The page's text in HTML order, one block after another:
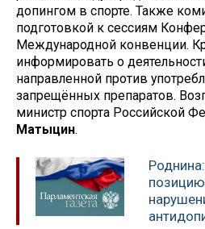
допингом в спорте. Также
подготовкой к сессиям
Международной конвенции.
информировать о
направленной против
запрещённых препаратов.
министр спорта Российской
Матыцин.